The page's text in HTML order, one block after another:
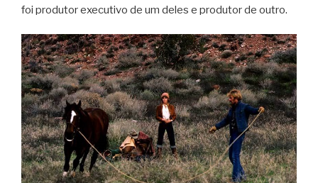
foi produtor executivo de um deles e produtor de outro.